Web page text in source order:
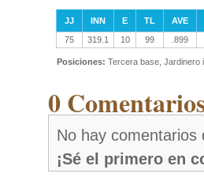
JJ INN E TL
AVE
75
319.1 10 99 .899
Posiciones: Tercera base, Jardinero
0
No hay comentarios
¡Sé el primero en